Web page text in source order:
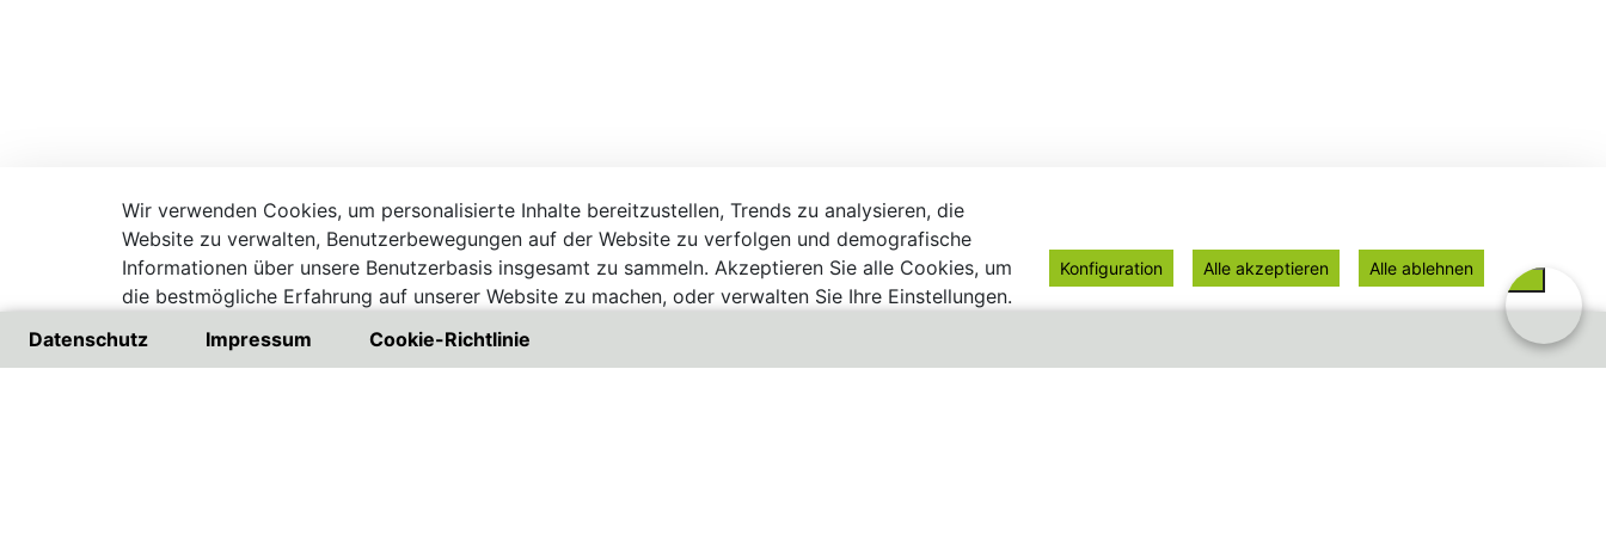
Datenschutz Impressum Cookie-Richtlinie
Wir verwenden Cookies, um personalisierte Inhalte bereitzustellen, Trends zu analysieren, die
Website zu verwalten, Benutzerbewegungen auf der Website zu verfolgen und demografische
Informationen über unsere Benutzerbasis insgesamt zu sammeln. Akzeptieren Sie alle Cookies, um
die bestmögliche Erfahrung auf unserer Website zu machen, oder verwalten Sie Ihre Einstellungen.
Besuchen Sie unsere Datenschutzrichtlinie
Konfiguration Alle akzeptieren Alle ablehnen